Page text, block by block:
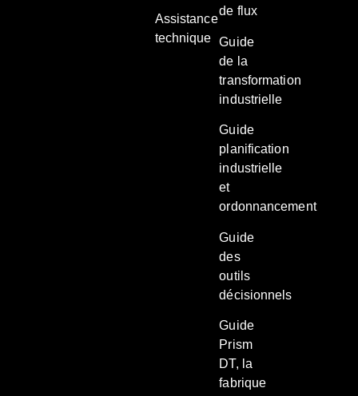
Assistance
technique
de flux
Guide
de la
transformation
industrielle
Guide
planification
industrielle
et
ordonnancement
Guide
des
outils
décisionnels
Guide
Prism
DT, la
fabrique